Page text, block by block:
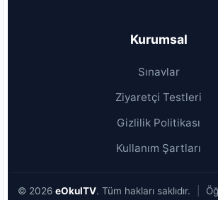
Kurumsal
Sınavlar
Ziyaretçi Testleri
Gizlilik Politikası
Kullanım Şartları
© 2026 eOkulTV. Tüm hakları saklıdır.